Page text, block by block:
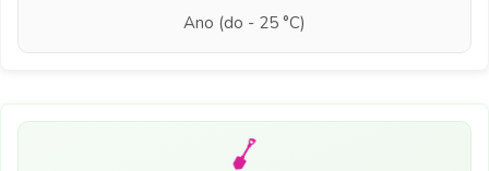
Ano (do - 25 °C)